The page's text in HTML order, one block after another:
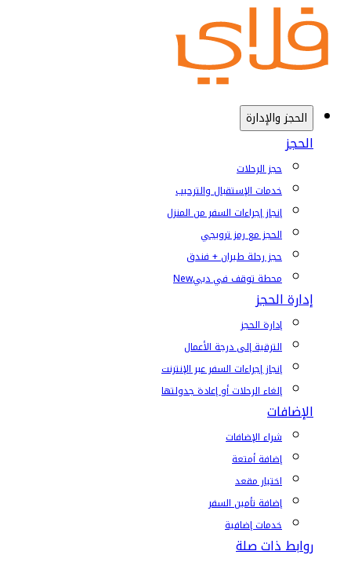
الحجز والإدارة
الحجز
حجز الرحلات
خدمات الإستقبال والترحيب
إنجاز إجراءات السفر من المنزل
الحجز مع رمز ترويجي
حجز رحلة طيران + فندق
محطة توقف في دبيNew
إدارة الحجز
إدارة الحجز
الترقية إلى درجة الأعمال
إنجاز إجراءات السفر عبر الإنترنت
إلغاء الرحلات أو إعادة جدولتها
الإضافات
شراء الإضافات
إضافة أمتعة
اختيار مقعد
إضافة تأمين السفر
خدمات إضافية
روابط ذات صلة